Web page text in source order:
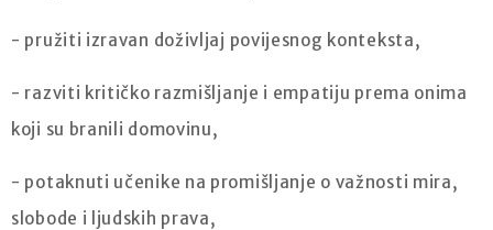
- pružiti izravan doživljaj povijesnog konteksta,
- razviti kritičko razmišljanje i empatiju prema onima
koji su branili domovinu,
- potaknuti učenike na promišljanje o važnosti mira,
slobode i ljudskih prava,